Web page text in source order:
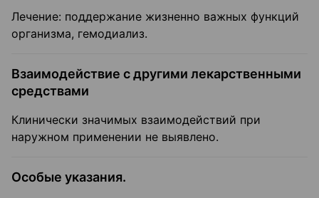
Лечение: поддержание жизненно важных функций
организма, гемодиализ.
Взаимодействие с другими лекарственными
средствами
Клинически значимых взаимодействий при
наружном применении не выявлено.
Особые указания.